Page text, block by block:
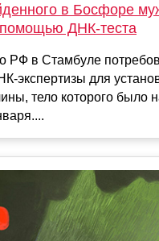
в Босфоре
ДНК-теста
РФ в Стамбуле
экспертизы для
тело которого было